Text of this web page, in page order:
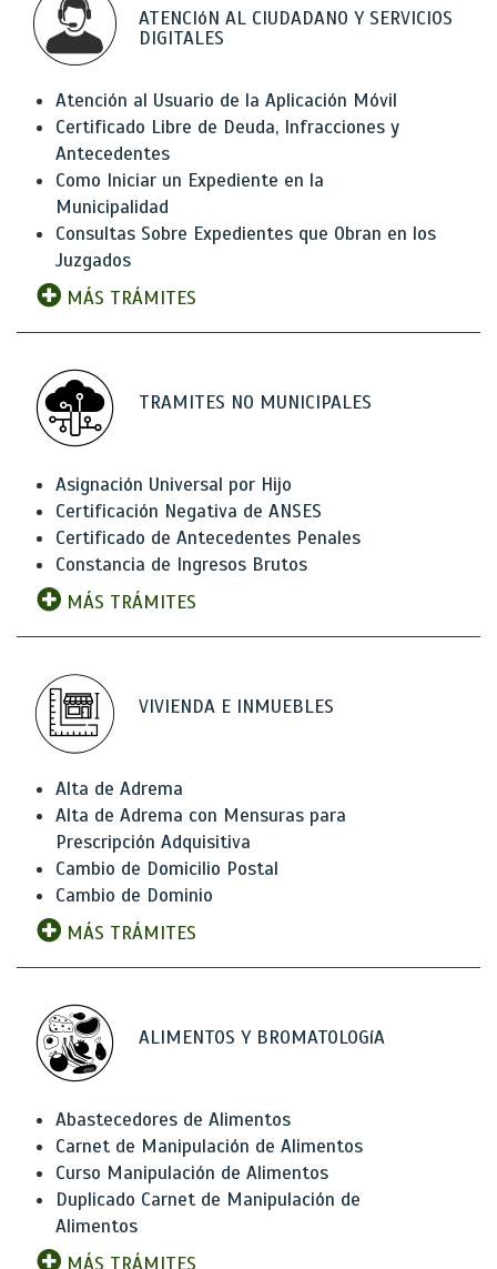
ATENCIóN AL CIUDADANO Y SERVICIOS
DIGITALES
Atención al Usuario de la Aplicación Móvil
Certificado Libre de Deuda, Infracciones y
Antecedentes
Como Iniciar un Expediente en la
Municipalidad
Consultas Sobre Expedientes que Obran en los
Juzgados
MÁS TRÁMITES
TRAMITES NO MUNICIPALES
Asignación Universal por Hijo
Certificación Negativa de ANSES
Certificado de Antecedentes Penales
Constancia de Ingresos Brutos
MÁS TRÁMITES
VIVIENDA E INMUEBLES
Alta de Adrema
Alta de Adrema con Mensuras para
Prescripción Adquisitiva
Cambio de Domicilio Postal
Cambio de Dominio
MÁS TRÁMITES
ALIMENTOS Y BROMATOLOGíA
Abastecedores de Alimentos
Carnet de Manipulación de Alimentos
Curso Manipulación de Alimentos
Duplicado Carnet de Manipulación de
Alimentos
MÁS TRÁMITES